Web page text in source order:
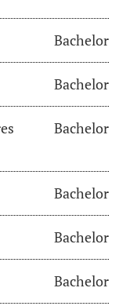
Bachelor
Bachelor
Bachelor
Bachelor
Bachelor
Bachelor